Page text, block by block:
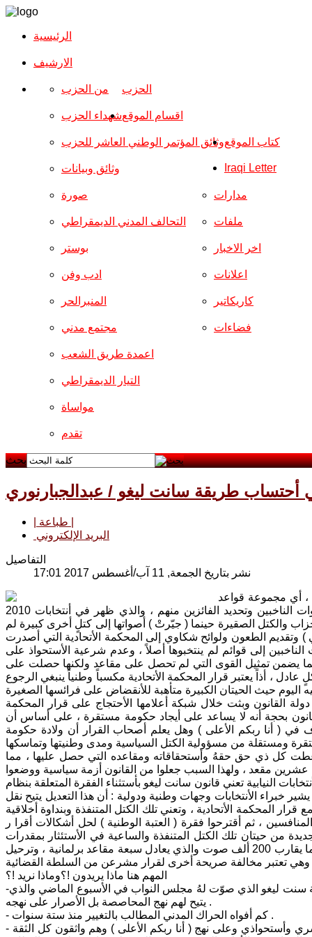
الرئيسية
الارشیف
الحزب من الحزب
شهداء الحزب
وثائق المؤتمر الوطني العاشر للحزب
وثائق وبيانات
اقسام الموقع
صورة
التحالف المدني الديمقراطي
بوستر
ادب وفن
المنبرالحر
مجتمع مدني
مدارات
ملفات
اخر الاخبار
اعلانات
كاريكاتير
فضاءات
اعمدة طريق الشعب
التيار الديمقراطي
مواساة
تقدم
كتاب الموقع
Iraqi Letter
بحث
أحتساب طريقة سانت ليغو / عبدالجبارنوري
البريد الإلكتروني
التفاصيل
نشر بتاريخ الجمعة, 11 آب/أغسطس 2017 17:01
، أي مجموعة قواعد
يتم على أساسها تقسيم الدوائر الأنتخابية والترشيح للأنتخابات وأجراؤها وفرز أصوات الناخبين وتحديد الفائزين منهم ، والذي ظهر في أنتخابات 2010
والكتل الصقيرة حينما ( جيّرتْ ) أصواتها إلى كتلٍ أخرى كبيرة لم
الطعون ولوائح شكاوي إلى المحكمة الأتحادية التي أصدرت
تجيير أصوات الناخبين إلى قوائم لم ينتخبوها أصلاً ، وعدم شرعية الأستحواذ على
مما يضمن تمثيل القوى التي لم تحصل على مقاعد ولكنها حصلت على
، أذاً يعتبر قرار المحكمة الأتحادية مكسباً وطنياً ينبغي الرجوع
القانون وبثت خلال شبكة أعلامها الأحتجاج على قرار المحكمة
بحجة أنه لا يساعد على أيجاد حكومة مستقرة ، على أساس أن
( أنا ربكم الأعلى ) وهل يعلم أصحاب القرار أن ولادة حكومة
2013 بأتباع طريقة سانت ليغو وأعطت كل ذي حق حقهُ وأستحقاقاته ومقاعده التي حصل عليها ، مما
عشرين مقعد ، ولهذا السبب جعلوا من القانون أزمة سياسية ووضعوا
النيابية تعني قانون سانت ليغو بأستثناء الفقرة المتعلقة بنظام
خبراء الأنتخابات وجهات وطنية ودولية : أن هذا التعديل يتيح نقل
المحكمة الأتحادية ، وتعني تلك الكتل المتنفذة وبنداوة أخلاقية
والتضييق على المنافسين ، ثم أقترحوا فقرة ( العتبة الوطنية ) لحل أشكالات أقرا ر
من حيتان تلك الكتل المتنفذة والساعية في الأستئثار بمقدرات
الشعب والوطن لكونها تبعد القوائم التي لم تحصل على نسبة2% من الأصوات وهو ما يقارب 200 ألف صوت والذي يعادل سبعة مقاعد برلمانية ، وترحيل
المهم هنا ماذا يريدون !؟وماذا نريد !؟
-يريدون تكريس الهيمنة السلطوية بأمرار فقرة الجوكر الذهبية الفائزة 9-1 من طريقة سنت ليغو الذي صوّت لهُ مجلس النواب في الأسبوع الماضي والذي
يتيح لهم نهج المحاصصة بل الأصرار على نهجه .
- كم أفواه الحراك المدني المطالب بالتغيير منذ ستة سنوات .
- الأستحواذ على أصوات الناخبين الذين لم يصوتوا لهم وتوزيعها فيما بينهم كأجراء قسري وأستحواذي وعلى نهج ( أنا ربكم الأعلى ) وهم واثقون كل الثقة